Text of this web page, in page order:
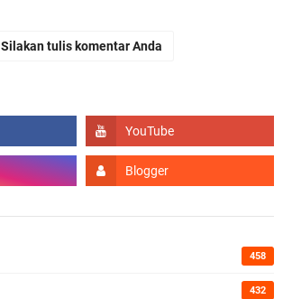
Silakan tulis komentar Anda
458
432